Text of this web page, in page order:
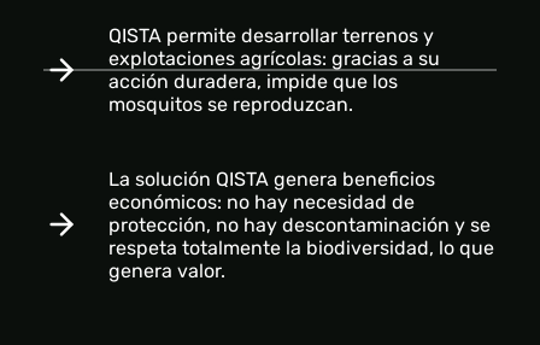
QISTA permite desarrollar terrenos y
explotaciones agrícolas: gracias a su
acción duradera, impide que los
mosquitos se reproduzcan.
La solución QISTA genera beneficios
económicos: no hay necesidad de
protección, no hay descontaminación y se
respeta totalmente la biodiversidad, lo que
genera valor.